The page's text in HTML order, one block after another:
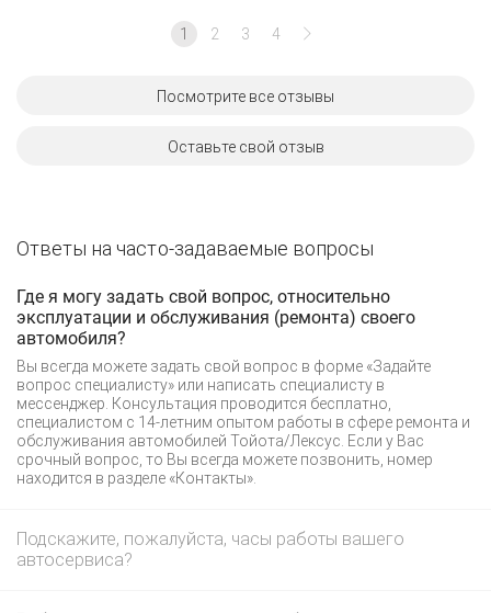
1 2 3 4
Посмотрите все отзывы
Оставьте свой отзыв
Ответы на часто-задаваемые вопросы
Где я могу задать свой вопрос, относительно
эксплуатации и обслуживания (ремонта) своего
автомобиля?
Вы всегда можете задать свой вопрос в форме «Задайте
вопрос специалисту» или написать специалисту в
мессенджер. Консультация проводится бесплатно,
специалистом с 14-летним опытом работы в сфере ремонта и
обслуживания автомобилей Тойота/Лексус. Если у Вас
срочный вопрос, то Вы всегда можете позвонить, номер
находится в разделе «Контакты».
Подскажите, пожалуйста, часы работы вашего
автосервиса?